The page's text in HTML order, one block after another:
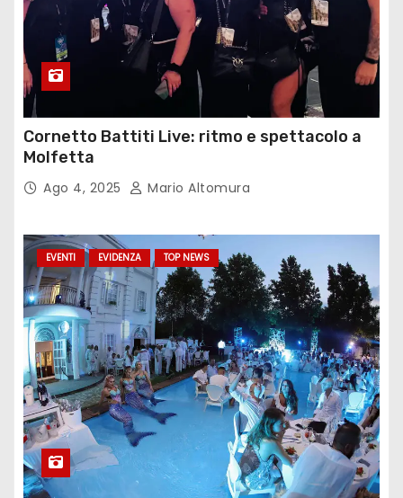
Cornetto Battiti Live: ritmo e spettacolo a
Molfetta
Ago 4, 2025 Mario Altomura
EVENTI EVIDENZA TOP NEWS